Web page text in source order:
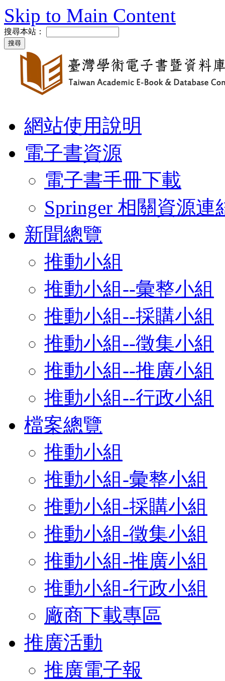
Skip to Main Content
搜尋本站：
網站使用說明
電子書資源
電子書手冊下載
Springer 相關資源連
新聞總覽
推動小組
推動小組--彙整小組
推動小組--採購小組
推動小組--徵集小組
推動小組--推廣小組
推動小組--行政小組
檔案總覽
推動小組
推動小組-彙整小組
推動小組-採購小組
推動小組-徵集小組
推動小組-推廣小組
推動小組-行政小組
廠商下載專區
推廣活動
推廣電子報